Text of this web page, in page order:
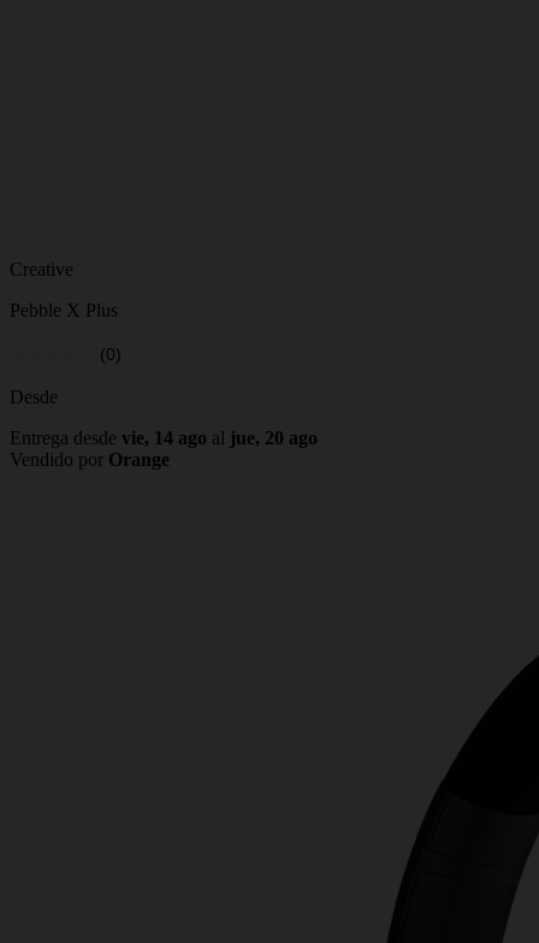
Creative
Pebble X Plus
(0)
Desde
Entrega desde vie, 14 ago al jue, 20 ago
Vendido por Orange